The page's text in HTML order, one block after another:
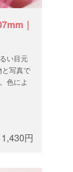
｜
い目元
写真で
色によ
1,430円